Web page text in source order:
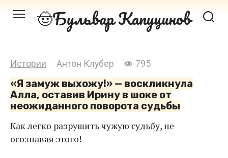
Перейти Бульвар Капуцинов
Истории Антон Клубер 795
«Я замуж выхожу!» — воскликнула
Алла, оставив Ирину в шоке от
неожиданного поворота судьбы
Как легко разрушить чужую судьбу, не
осознавая этого!